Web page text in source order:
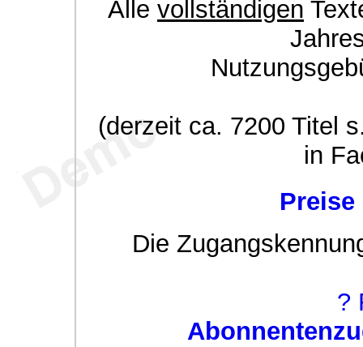
Alle vollständigen
(derzeit ca. 7200 Titel
in
Die
?